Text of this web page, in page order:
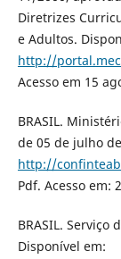
Diretrizes
e Adultos.
http://
Acesso em 15
BRASIL.
de 05 de julho
http://
Pdf. Acesso em:
BRASIL. Serviço
Disponível em: